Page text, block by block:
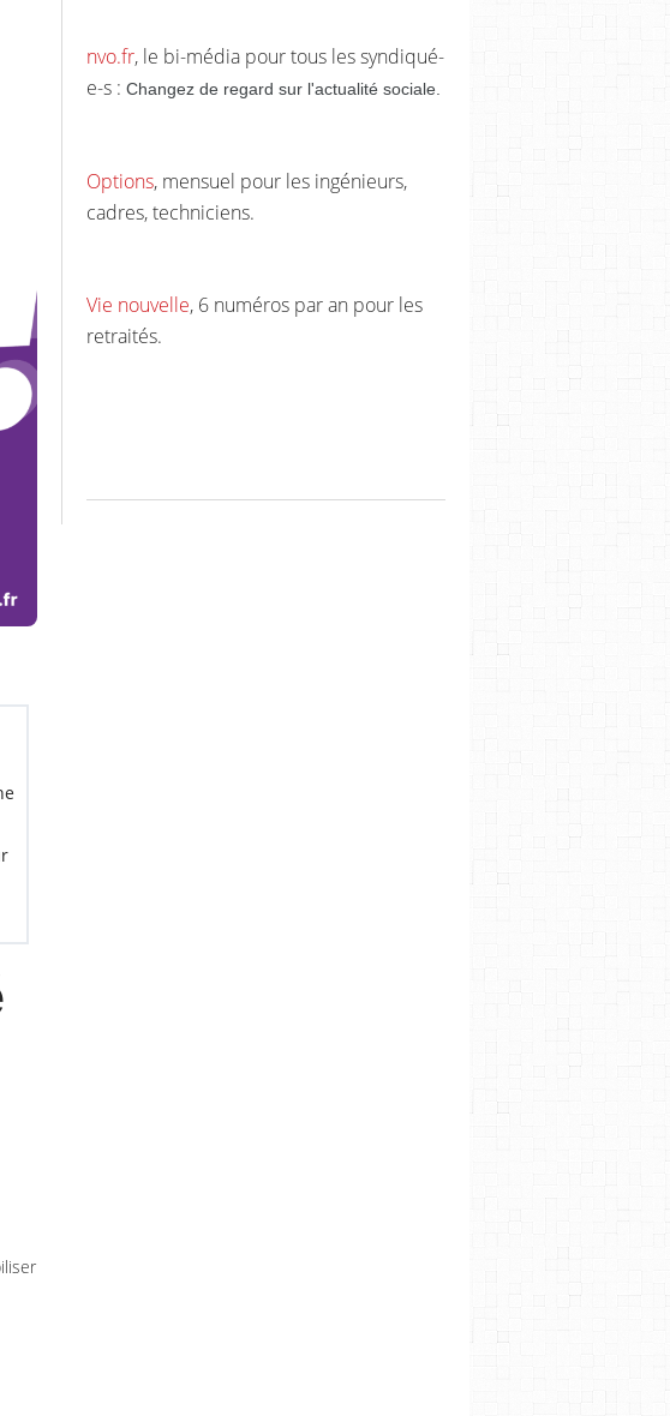
nvo.fr, le bi-média pour tous les syndiqué-
e-s : Changez de regard sur l'actualité sociale.
Options, mensuel pour les ingénieurs,
cadres, techniciens.
Vie nouvelle, 6 numéros par an pour les
retraités.